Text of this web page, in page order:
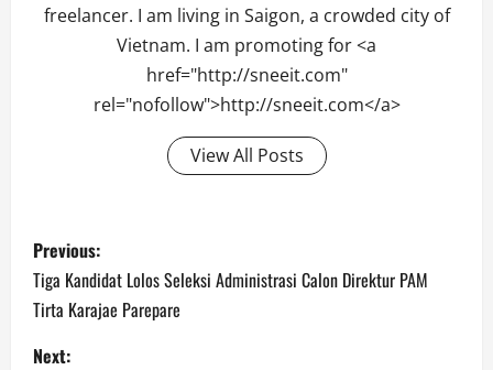
freelancer. I am living in Saigon, a crowded city of
Vietnam. I am promoting for <a
href="http://sneeit.com"
rel="nofollow">http://sneeit.com</a>
View All Posts
Post
navigation
Previous:
Tiga Kandidat Lolos Seleksi Administrasi Calon Direktur PAM
Tirta Karajae Parepare
Next: